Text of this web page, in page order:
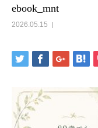
ebook_mnt
2026.05.15
施術の流れ
お客様の声